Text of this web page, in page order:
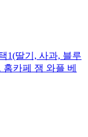
1(딸기, 사과, 블루
홈카페 잼 와플 베